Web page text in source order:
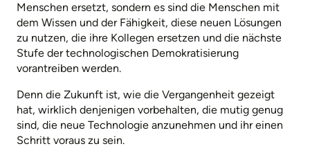
Menschen ersetzt, sondern es sind die Menschen mit
dem Wissen und der Fähigkeit, diese neuen Lösungen
zu nutzen, die ihre Kollegen ersetzen und die nächste
Stufe der technologischen Demokratisierung
vorantreiben werden.
Denn die Zukunft ist, wie die Vergangenheit gezeigt
hat, wirklich denjenigen vorbehalten, die mutig genug
sind, die neue Technologie anzunehmen und ihr einen
Schritt voraus zu sein.